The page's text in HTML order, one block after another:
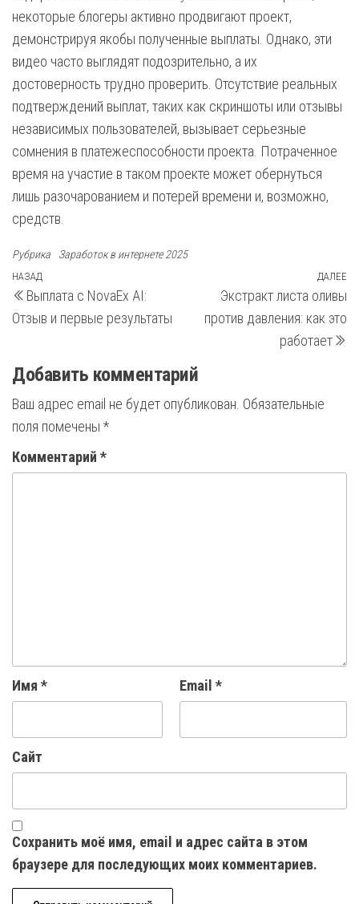
некоторые блогеры активно продвигают проект,
демонстрируя якобы полученные выплаты. Однако, эти
видео часто выглядят подозрительно, а их
достоверность трудно проверить. Отсутствие реальных
подтверждений выплат, таких как скриншоты или отзывы
независимых пользователей, вызывает серьезные
сомнения в платежеспособности проекта. Потраченное
время на участие в таком проекте может обернуться
лишь разочарованием и потерей времени и, возможно,
средств.
Рубрика Заработок в интернете 2025
Навигация
по
записям
Предыдущая
запись
НАЗАД
Выплата с NovaEx AI:
Отзыв и первые результаты
ДАЛЕЕ
Экстракт листа оливы
против давления: как это
работает
Добавить комментарий
Ваш адрес email не будет опубликован. Обязательные
поля помечены *
Комментарий *
Имя * Email *
Сайт
Сохранить моё имя, email и адрес сайта в этом
браузере для последующих моих комментариев.